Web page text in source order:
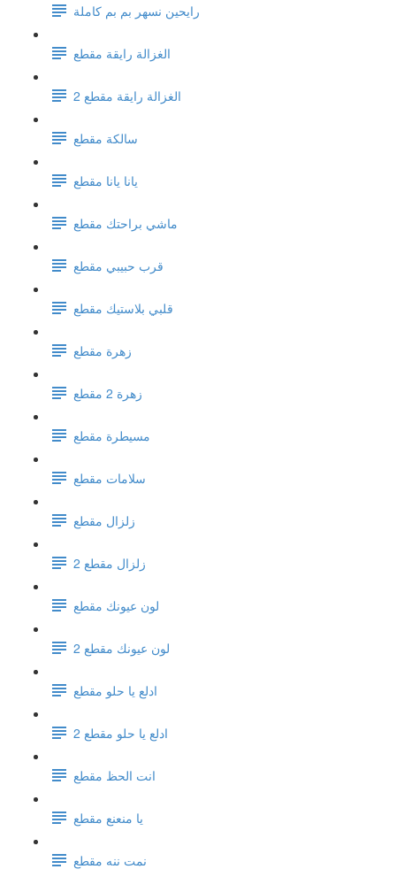
رايحين نسهر بم بم كاملة
الغزالة رايقة مقطع
الغزالة رايقة مقطع 2
سالكة مقطع
يانا يانا مقطع
ماشي براحتك مقطع
قرب حبيبي مقطع
قلبي بلاستيك مقطع
زهرة مقطع
زهرة 2 مقطع
مسيطرة مقطع
سلامات مقطع
زلزال مقطع
زلزال مقطع 2
لون عيونك مقطع
لون عيونك مقطع 2
ادلع يا حلو مقطع
ادلع يا حلو مقطع 2
انت الحظ مقطع
يا منعنع مقطع
نمت ننه مقطع